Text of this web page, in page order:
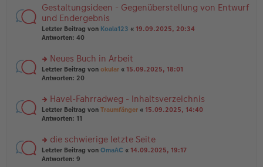
o
1
4
rs
te
r
u
n
el
es
e
B
ei
tr
g
Gestaltungsideen - Gegenüberstellung von Entwurf
und Endergebnis
Letzter Beitrag von Koala123 « 19.09.2025, 20:34
Antworten: 40
rs
te
n
g
el
e
n
er
Neues Buch in Arbeit
Letzter Beitrag von okular « 15.09.2025, 18:01
Antworten: 20
rs
te
n
g
el
Havel-Fahrradweg - Inhaltsverzeichnis
Letzter Beitrag von Traumfänger « 15.09.2025, 14:40
Antworten: 11
rs
te
die schwierige letzte Seite
Letzter Beitrag von OmaAC « 14.09.2025, 19:17
Antworten: 9